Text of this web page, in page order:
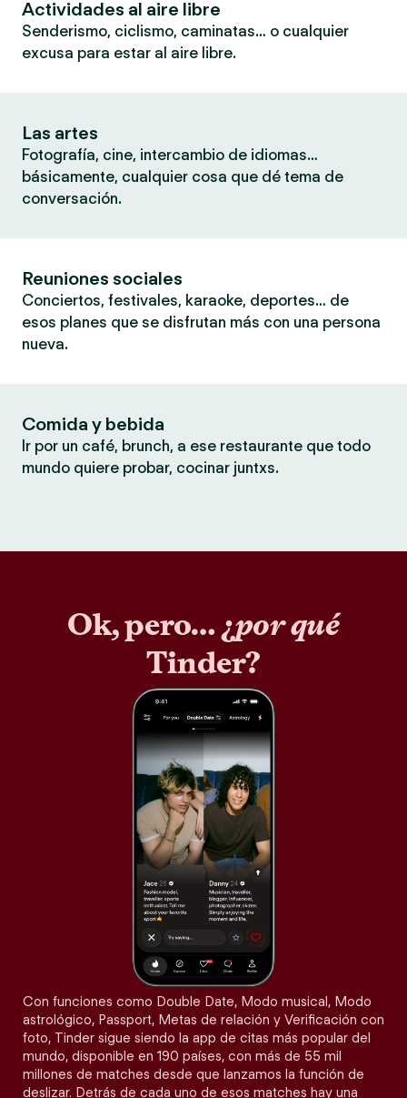
Actividades al aire libre
Senderismo, ciclismo, caminatas… o cualquier
excusa para estar al aire libre.
Las artes
Fotografía, cine, intercambio de idiomas…
básicamente, cualquier cosa que dé tema de
conversación.
Reuniones sociales
Conciertos, festivales, karaoke, deportes… de
esos planes que se disfrutan más con una persona
nueva.
Comida y bebida
Ir por un café, brunch, a ese restaurante que todo
mundo quiere probar, cocinar juntxs.
Ok, pero… ¿por qué
Tinder?
Con funciones como Double Date, Modo musical, Modo
astrológico, Passport, Metas de relación y Verificación con
foto, Tinder sigue siendo la app de citas más popular del
mundo, disponible en 190 países, con más de 55 mil
millones de matches desde que lanzamos la función de
deslizar. Detrás de cada uno de esos matches hay una